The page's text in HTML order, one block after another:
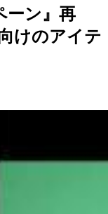
ーン』再
けのアイテ